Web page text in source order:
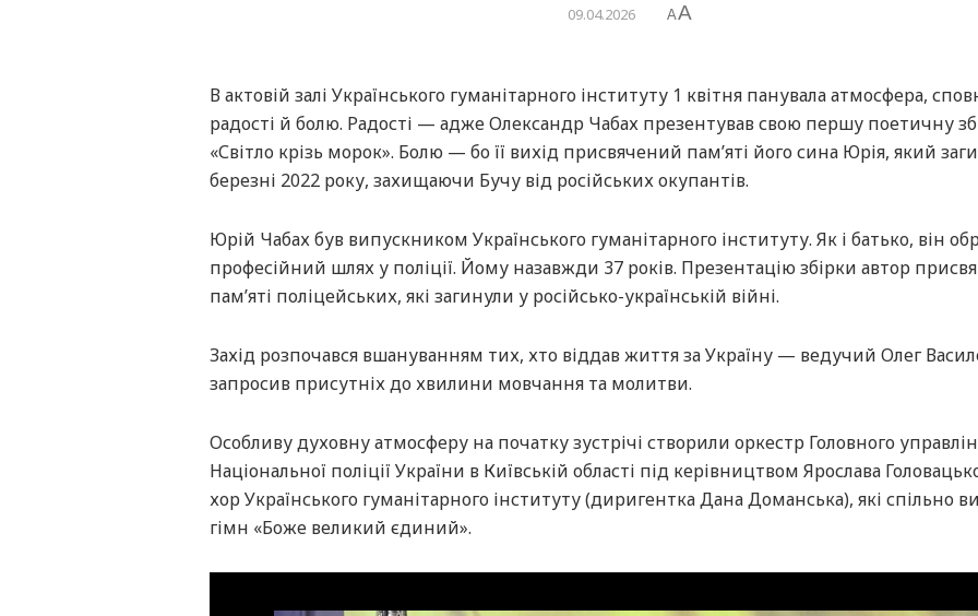
09.04.2026 AA
В актовій залі Українського гуманітарного інституту 1 квітня панувала атмосфера,
радості й болю. Радості — адже Олександр Чабах презентував свою першу поетичну
«Світло крізь морок». Болю — бо її вихід присвячений пам’яті його сина Юрія, який
березні 2022 року, захищаючи Бучу від російських окупантів.
Юрій Чабах був випускником Українського гуманітарного інституту. Як і батько, він
професійний шлях у поліції. Йому назавжди 37 років. Презентацію збірки автор
пам’яті поліцейських, які загинули у російсько-українській війні.
Захід розпочався вшануванням тих, хто віддав життя за Україну — ведучий Олег
запросив присутніх до хвилини мовчання та молитви.
Особливу духовну атмосферу на початку зустрічі створили оркестр Головного
Національної поліції України в Київській області під керівництвом Ярослава
хор Українського гуманітарного інституту (диригентка Дана Доманська), які спільно
гімн «Боже великий єдиний».